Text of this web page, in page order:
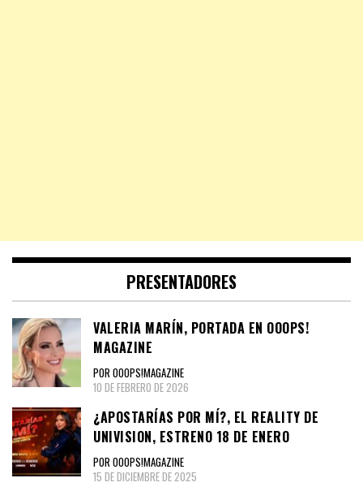
PRESENTADORES
VALERIA MARÍN, PORTADA EN OOOPS!
MAGAZINE
POR OOOPS!MAGAZINE
10 DE FEBRERO DE 2026
¿APOSTARÍAS POR MÍ?, EL REALITY DE
UNIVISION, ESTRENO 18 DE ENERO
POR OOOPS!MAGAZINE
15 DE DICIEMBRE DE 2025